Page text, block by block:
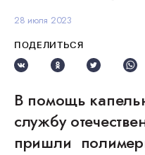
28 июля 2023
ПОДЕЛИТЬСЯ
В помощь
службу
пришли